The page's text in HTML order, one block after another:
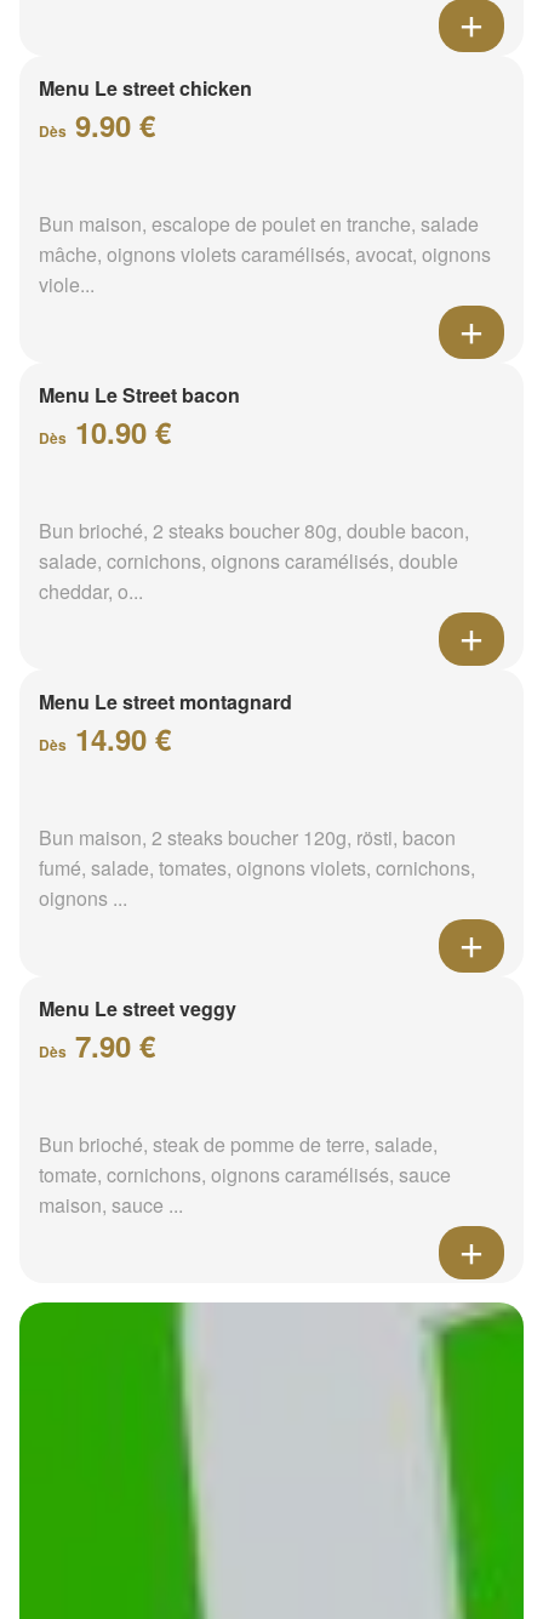
Menu Le street chicken
Dès 9.90 €
Bun maison, escalope de poulet en tranche, salade
mâche, oignons violets caramélisés, avocat, oignons
viole...
Menu Le Street bacon
Dès 10.90 €
Bun brioché, 2 steaks boucher 80g, double bacon,
salade, cornichons, oignons caramélisés, double
cheddar, o...
Menu Le street montagnard
Dès 14.90 €
Bun maison, 2 steaks boucher 120g, rösti, bacon
fumé, salade, tomates, oignons violets, cornichons,
oignons ...
Menu Le street veggy
Dès 7.90 €
Bun brioché, steak de pomme de terre, salade,
tomate, cornichons, oignons caramélisés, sauce
maison, sauce ...